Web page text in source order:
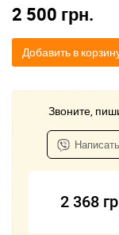
2 500 грн.
Добавить в
Звоните,
2 368